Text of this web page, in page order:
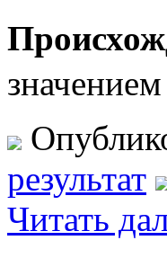
результат
Читать